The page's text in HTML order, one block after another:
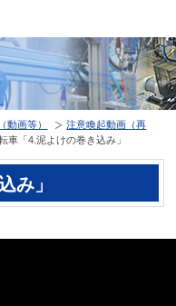
動画等）
注意喚起動画（再
車「4.泥よけの巻き込み」
み」